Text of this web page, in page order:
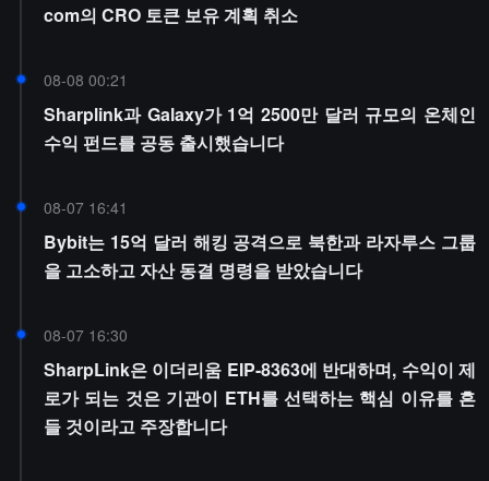
com의 CRO 토큰 보유 계획 취소
08-08 00:21
Sharplink과 Galaxy가 1억 2500만 달러 규모의 온체인
수익 펀드를 공동 출시했습니다
08-07 16:41
Bybit는 15억 달러 해킹 공격으로 북한과 라자루스 그룹
을 고소하고 자산 동결 명령을 받았습니다
08-07 16:30
SharpLink은 이더리움 EIP-8363에 반대하며, 수익이 제
로가 되는 것은 기관이 ETH를 선택하는 핵심 이유를 흔
들 것이라고 주장합니다